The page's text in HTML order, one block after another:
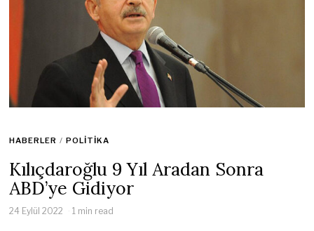
HABERLER / POLITIKA
Kılıçdaroğlu 9 Yıl Aradan Sonra
ABD’ye Gidiyor
24 Eylül 2022 1 min read